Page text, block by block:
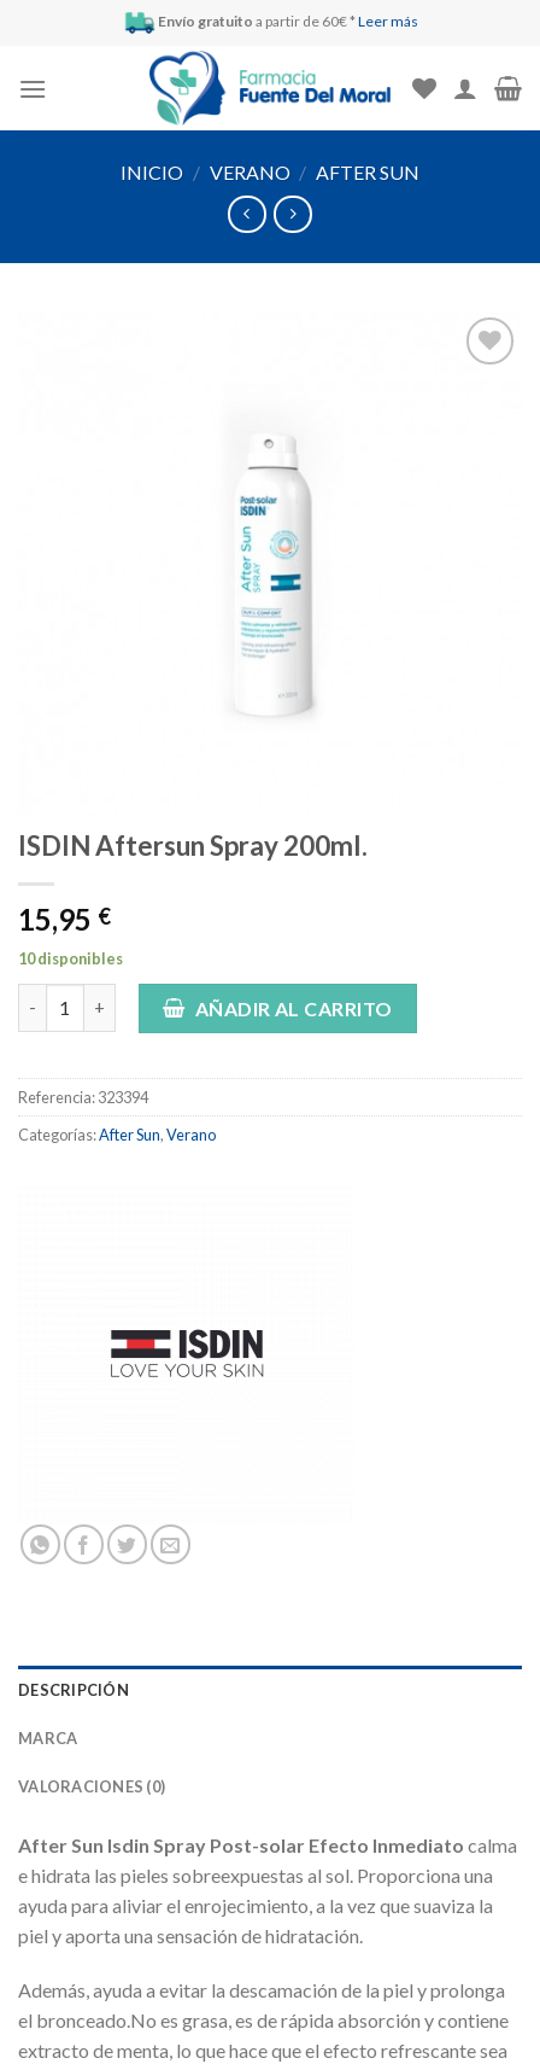
Envío gratuito a partir de 60€ * Leer más
INICIO / VERANO / AFTER SUN
ISDIN Aftersun Spray 200ml.
15,95 €
10 disponibles
ISDIN Aftersun Spray 200ml. cantidad
AÑADIR AL CARRITO
Referencia:323394
Categorías:After Sun,Verano
DESCRIPCIÓN
MARCA
VALORACIONES (0)
After Sun Isdin Spray Post-solar Efecto Inmediato calma
e hidrata las pieles sobreexpuestas al sol. Proporciona una
ayuda para aliviar el enrojecimiento, a la vez que suaviza la
piel y aporta una sensación de hidratación.
Además, ayuda a evitar la descamación de la piel y prolonga
el bronceado.No es grasa, es de rápida absorción y contiene
extracto de menta, lo que hace que el efecto refrescante sea